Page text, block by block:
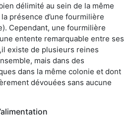
délimité au sein de la même
présence d’une fourmilière
Cependant, une fourmilière
entente remarquable entre ses
existe de plusieurs reines
mais dans des
dans la même colonie et dont
dévouées sans aucune